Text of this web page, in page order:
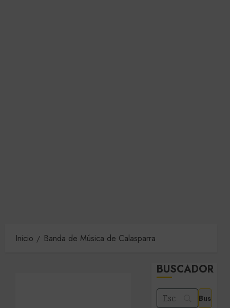
Inicio Banda de Música de Calasparra
BUSCADOR